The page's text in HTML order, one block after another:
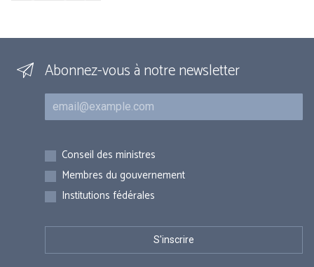
Abonnez-vous à notre newsletter
Courriel
Inscriptions
Conseil des ministres
Membres du gouvernement
Institutions fédérales